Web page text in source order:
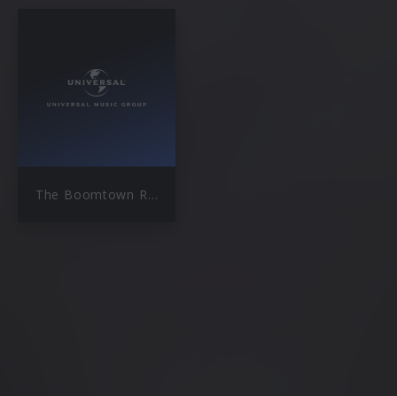
The Boomtown Rats